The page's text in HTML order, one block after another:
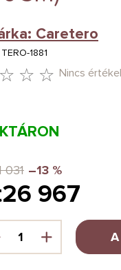
Nincs
TERO-1881
Caretero
031 –13 %
967
A